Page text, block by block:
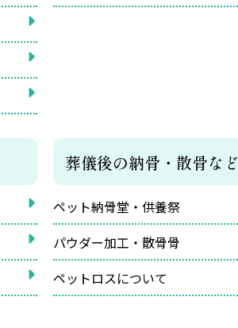
葬儀後の納骨・散骨など
ペット納骨堂・供養祭
パウダー加工・散骨骨
ペットロスについて